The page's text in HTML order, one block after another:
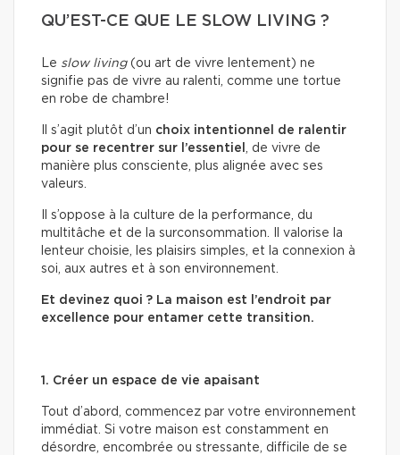
QU’EST-CE QUE LE SLOW LIVING ?
Le slow living(ou art de vivre lentement) ne
signifie pas de vivre au ralenti, comme une tortue
en robe de chambre!
Il s’agit plutôt d’un choix intentionnel de ralentir
pour se recentrer sur l’essentiel
, de vivre de
manière plus consciente, plus alignée avec ses
valeurs.
Il s’oppose à la culture de la performance, du
multitâche et de la surconsommation. Il valorise la
lenteur choisie, les plaisirs simples, et la connexion à
soi, aux autres et à son environnement.
Et devinez quoi ? La maison est l’endroit par
excellence pour entamer cette transition.
1. Créer un espace de vie apaisant
Tout d’abord, commencez par votre environnement
immédiat. Si votre maison est constamment en
désordre, encombrée ou stressante, difficile de se